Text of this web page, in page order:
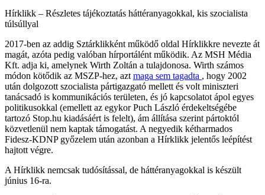
Hírklikk – Részletes tájékoztatás háttéranyagokkal, kis szocialista
túlsúllyal
2017-ben az addig Sztárklikként működő oldal Hírklikkre nevezte át
magát, azóta pedig valóban hírportálént működik. Az MSH Média
Kft. adja ki, amelynek Wirth Zoltán a tulajdonosa. Wirth számos
módon kötődik az MSZP-hez, aztmaga sem tagadta , hogy 2002
után dolgozott szocialista pártigazgató mellett és volt miniszteri
tanácsadó is kommunikációs területen, és jó kapcsolatot ápol egyes
politikusokkal (emellett az egykor Puch László érdekeltségébe
tartozó Stop.hu kiadásáért is felelt), ám állítása szerint pártoktól
közvetlenül nem kaptak támogatást. A negyedik kétharmados
Fidesz-KDNP győzelem után azonban a Hírklikk jelentős leépítést
hajtott végre.
A Hírklikk nemcsak tudósítással, de háttéranyagokkal is készült
június 16-ra.